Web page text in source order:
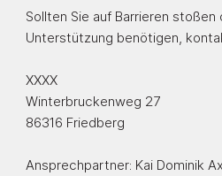
Sollten Sie auf Barrieren
Unterstützung benötigen,
XXXX
Winterbruckenweg 27
86316 Friedberg
Ansprechpartner: Kai Dominik